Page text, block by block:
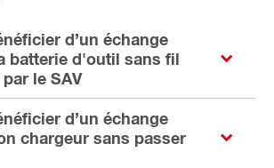
d’un échange
batterie d'outil sans fil
le SAV
d’un échange
chargeur sans passer